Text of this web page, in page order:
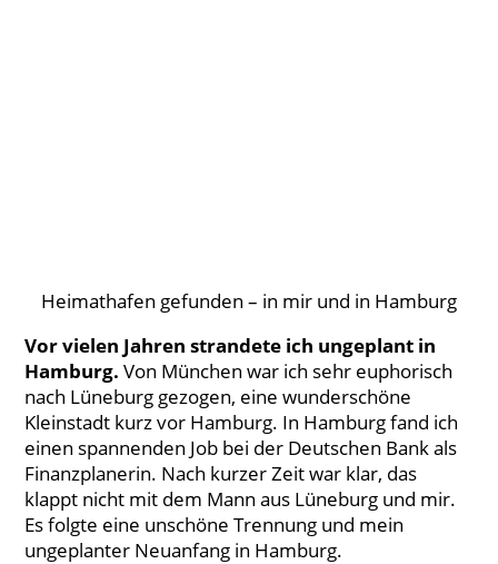
Heimathafen gefunden – in mir und in Hamburg
Vor vielen Jahren strandete ich ungeplant in
Hamburg. Von München war ich sehr euphorisch
nach Lüneburg gezogen, eine wunderschöne
Kleinstadt kurz vor Hamburg. In Hamburg fand ich
einen spannenden Job bei der Deutschen Bank als
Finanzplanerin. Nach kurzer Zeit war klar, das
klappt nicht mit dem Mann aus Lüneburg und mir.
Es folgte eine unschöne Trennung und mein
ungeplanter Neuanfang in Hamburg.